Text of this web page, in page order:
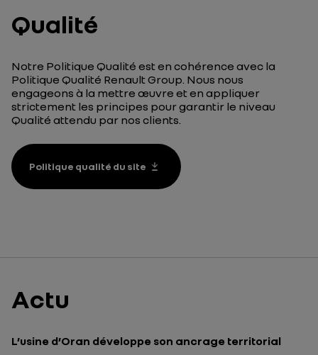
Qualité
Notre Politique Qualité est en cohérence avec la
Politique Qualité Renault Group. Nous nous
engageons à la mettre œuvre et en appliquer
strictement les principes pour garantir le niveau
Qualité attendu par nos clients.
Politique qualité du site
Actu
L’usine d’Oran développe son ancrage territorial